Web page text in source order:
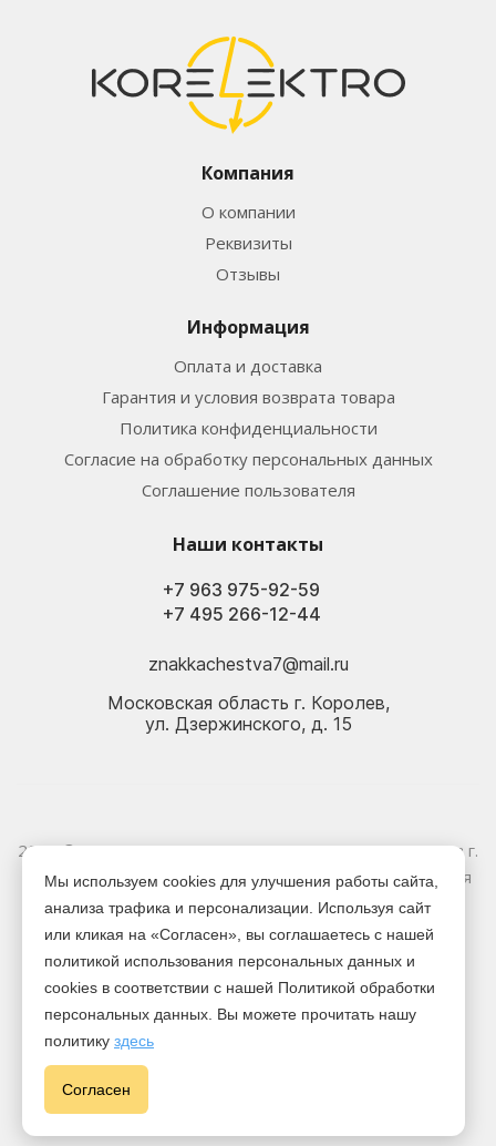
Компания
О компании
Реквизиты
Отзывы
Информация
Оплата и доставка
Гарантия и условия возврата товара
Политика конфиденциальности
Согласие на обработку персональных данных
Соглашение пользователя
Наши контакты
+7 495 266-12-44
+7 963 975-92-59
znakkachestva7@mail.ru
Московская область г. Королев,
ул. Дзержинского, д. 15
2026 © Электрика оптом и в розницу - Магазин-склад в г.
Королёв. Информация, указанная на сайте, не является
публичной офертой.
Версия для печати
Мы используем cookies для улучшения работы сайта,
анализа трафика и персонализации. Используя сайт
или кликая на «Согласен», вы соглашаетесь с нашей
политикой использования персональных данных и
cookies в соответствии с нашей Политикой обработки
персональных данных. Вы можете прочитать нашу
политику здесь
Cогласен